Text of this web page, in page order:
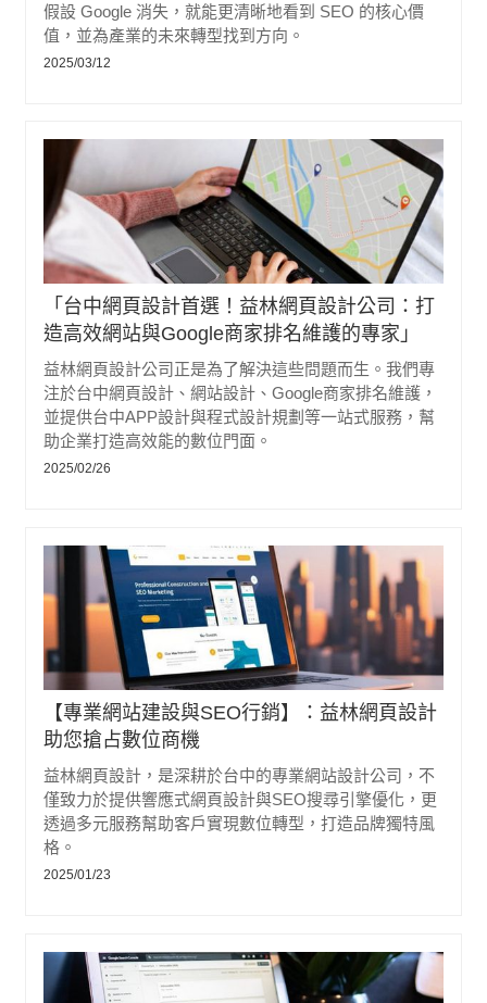
假設 Google 消失，就能更清晰地看到 SEO 的核心價
值，並為產業的未來轉型找到方向。
2025/03/12
「台中網頁設計首選！益林網頁設計公司：打
造高效網站與Google商家排名維護的專家」
益林網頁設計公司正是為了解決這些問題而生。我們專
注於台中網頁設計、網站設計、Google商家排名維護，
並提供台中APP設計與程式設計規劃等一站式服務，幫
助企業打造高效能的數位門面。
2025/02/26
【專業網站建設與SEO行銷】：益林網頁設計
助您搶占數位商機
益林網頁設計，是深耕於台中的專業網站設計公司，不
僅致力於提供響應式網頁設計與SEO搜尋引擎優化，更
透過多元服務幫助客戶實現數位轉型，打造品牌獨特風
格。
2025/01/23